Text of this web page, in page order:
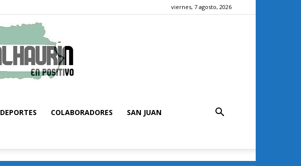
viernes, 7 agosto, 2026
DEPORTES COLABORADORES SAN JUAN